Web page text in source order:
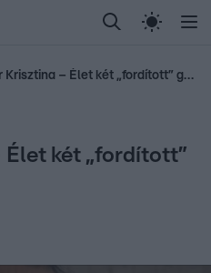
Randi Celeb vagyok,
Most Wanted Gallusz
Lettner Krisztina – Élet két „fordított” gyerekkel
két „fordított”